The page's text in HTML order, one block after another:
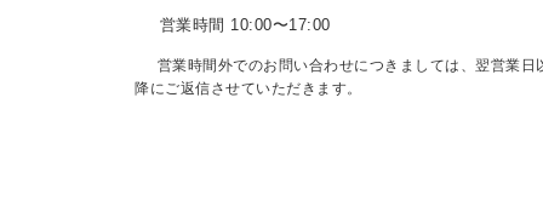
営業時間 10:00〜17:00
営業時間外でのお問い合わせにつきましては、翌営業日
降にご返信させていただきます。